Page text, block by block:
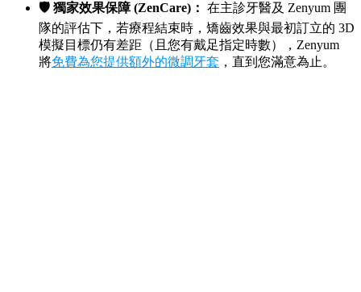
🛡️ 獨家效果保障 (ZenCare)： 在主診牙醫及 Zenyum 團
隊的評估下，若療程結束時，矯齒效果與最初訂立的 3D
模擬目標仍有差距（且您有戴足指定時數），Zenyum
將免費為您提供額外的微調牙套 ，直到您滿意為止。